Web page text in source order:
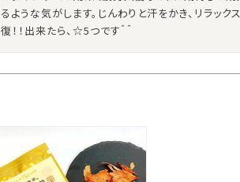
るような気がします。じんわりと汗をかき、リラッ
復！！出来たら、☆5つです＾＾